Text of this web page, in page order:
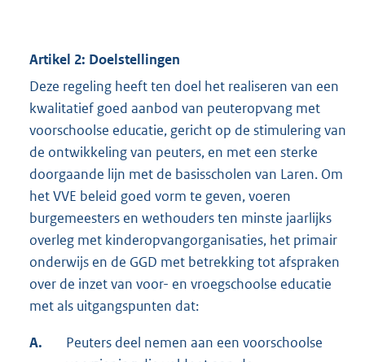
Artikel 2: Doelstellingen
Deze regeling heeft ten doel het realiseren van een
kwalitatief goed aanbod van peuteropvang met
voorschoolse educatie, gericht op de stimulering van
de ontwikkeling van peuters, en met een sterke
doorgaande lijn met de basisscholen van Laren. Om
het VVE beleid goed vorm te geven, voeren
burgemeesters en wethouders ten minste jaarlijks
overleg met kinderopvangorganisaties, het primair
onderwijs en de GGD met betrekking tot afspraken
over de inzet van voor- en vroegschoolse educatie
met als uitgangspunten dat:
A.
Peuters deel nemen aan een voorschoolse